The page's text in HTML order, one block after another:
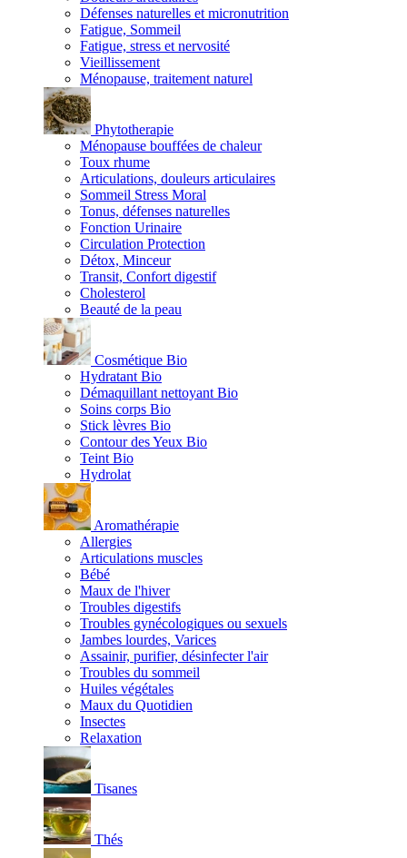
Défenses naturelles et micronutrition
Fatigue, Sommeil
Fatigue, stress et nervosité
Vieillissement
Ménopause, traitement naturel
Phytotherapie
Ménopause bouffées de chaleur
Toux rhume
Articulations, douleurs articulaires
Sommeil Stress Moral
Tonus, défenses naturelles
Fonction Urinaire
Circulation Protection
Détox, Minceur
Transit, Confort digestif
Cholesterol
Beauté de la peau
Cosmétique Bio
Hydratant Bio
Démaquillant nettoyant Bio
Soins corps Bio
Stick lèvres Bio
Contour des Yeux Bio
Teint Bio
Hydrolat
Aromathérapie
Allergies
Articulations muscles
Bébé
Maux de l'hiver
Troubles digestifs
Troubles gynécologiques ou sexuels
Jambes lourdes, Varices
Assainir, purifier, désinfecter l'air
Troubles du sommeil
Huiles végétales
Maux du Quotidien
Insectes
Relaxation
Tisanes
Thés